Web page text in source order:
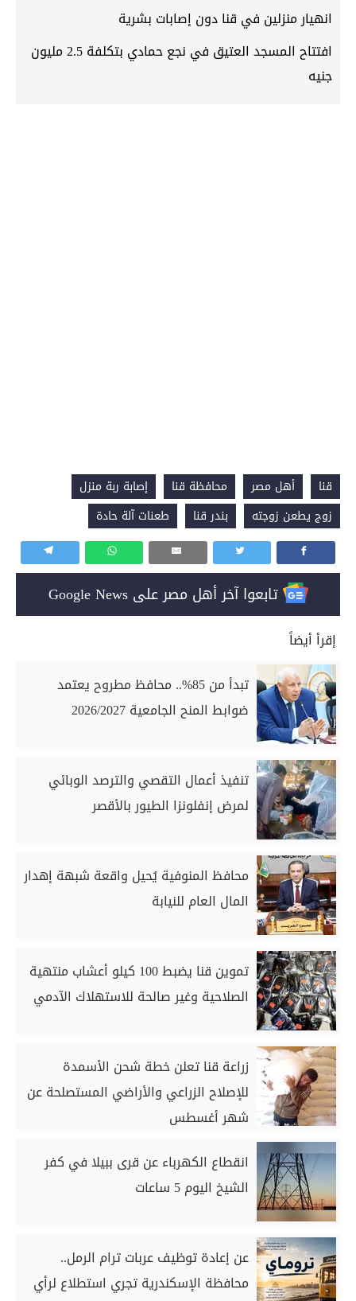
انهيار منزلين في قنا دون إصابات بشرية
افتتاح المسجد العتيق في نجع حمادي بتكلفة 2.5 مليون
جنيه
قنا أهل مصر محافظة قنا
إصابة ربة منزل
زوج يطعن زوجته
بندر قنا طعنات آلة حادة
تابعوا آخر أهل مصر على Google News
إقرأ أيضاً
تبدأ من 85%.. محافظ مطروح يعتمد
ضوابط المنح الجامعية 2026/2027
تنفيذ أعمال التقصي والترصد الوبائي
لمرض إنفلونزا الطيور بالأقصر
محافظ المنوفية يُحيل واقعة شبهة إهدار
المال العام للنيابة
تموين قنا يضبط 100 كيلو أعشاب منتهية
الصلاحية وغير صالحة للاستهلاك الآدمي
زراعة قنا تعلن خطة شحن الأسمدة
للإصلاح الزراعي والأراضي المستصلحة عن
شهر أغسطس
انقطاع الكهرباء عن قرى ببيلا في كفر
الشيخ اليوم 5 ساعات
عن إعادة توظيف عربات ترام الرمل..
محافظة الإسكندرية تجري استطلاع لرأي